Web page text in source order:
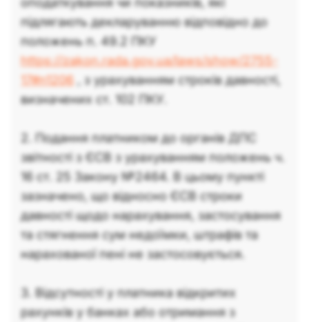
підлягають декларуванню відповідно до
положень п. 49.2 ПКУ
https://zakon.rada.gov.ua/laws/show/2755-
17#n1206 , з урахуванням строків давності,
визначених ст. 102 ПКУ.
2. Подання платником до органів ДПС
звітності з ЄСВ з урахуванням положень ч.
16 ст. 25 Закону №2464. В цьому пункті
зазначено, що відносно ЄСВ строки
давності щодо нарахування, застосування
та стягнення сум недоїмки, штрафів та
нарахованої пені не застосовується.
3. Відсутності у платника відкритих
рахунків у банках або отримання з